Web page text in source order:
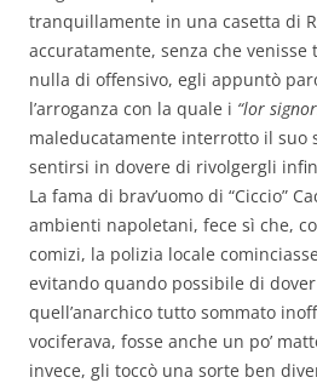
tranquillamente in una casetta di
accuratamente, senza che venisse
nulla di offensivo, egli appuntò
l’arroganza con la quale i “lor
maleducatamente interrotto il suo
sentirsi in dovere di rivolgergli
La fama di brav’uomo di “Ciccio”
ambienti napoletani, fece sì che,
comizi, la polizia locale
evitando quando possibile di
quell’anarchico tutto sommato
vociferava, fosse anche un po’
invece, gli toccò una sorte ben